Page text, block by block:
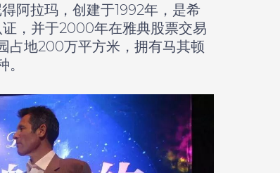
拉玛，创建于1992年，是希
，并于2000年在雅典股票交易
占地200万平方米，拥有马其顿